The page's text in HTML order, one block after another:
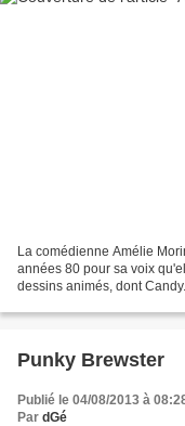
La comédienne Amélie
années 80 pour sa voix
dessins animés, dont
Punky Brewster
Publié le 04/08/2013 à
Par dGé